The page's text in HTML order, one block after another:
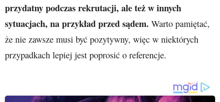
przydatny podczas rekrutacji, ale też w innych
sytuacjach, na przykład przed sądem. Warto pamiętać,
że nie zawsze musi być pozytywny, więc w niektórych
przypadkach lepiej jest poprosić o referencje.